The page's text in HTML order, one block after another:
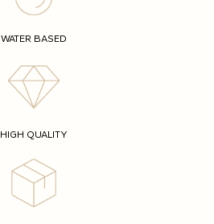
WATER BASED
HIGH QUALITY